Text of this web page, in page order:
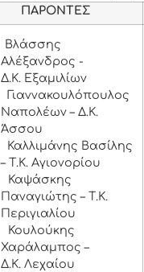
ΠΑΡΟΝΤΕΣ
Βλάσσης
Αλέξανδρος -
Δ.Κ. Εξαμιλίων
Γιαννακουλόπουλος
Ναπολέων – Δ.Κ.
Άσσου
Καλλιμάνης Βασίλης
– Τ.Κ. Αγιονορίου
Καψάσκης
Παναγιώτης – Τ.Κ.
Περιγιαλίου
Κουλούκης
Χαράλαμπος –
Δ.Κ. Λεχαίου